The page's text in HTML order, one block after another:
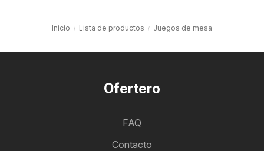
Inicio Lista de productos Juegos de mesa
Ofertero
FAQ
Contacto